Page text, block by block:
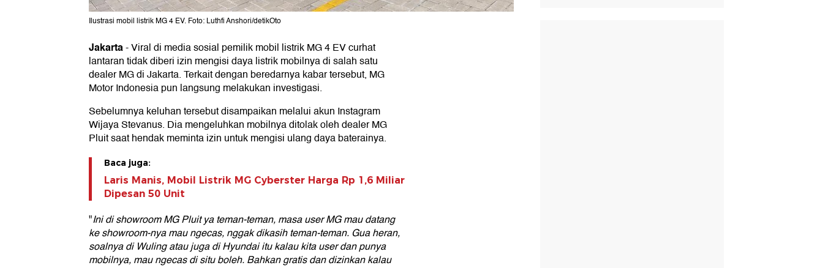
Ilustrasi mobil listrik MG 4 EV. Foto: Luthfi Anshori/detikOto
Jakarta-Viral di media sosial pemilik mobil listrik MG 4 EV curhat
lantaran tidak diberi izin mengisi daya listrik mobilnya di salah satu
dealer MG di Jakarta. Terkait dengan beredarnya kabar tersebut, MG
Motor Indonesia pun langsung melakukan investigasi.
Sebelumnya keluhan tersebut disampaikan melalui akun Instagram
Wijaya Stevanus. Dia mengeluhkan mobilnya ditolak oleh dealer MG
Pluit saat hendak meminta izin untuk mengisi ulang daya baterainya.
Baca juga:
Laris Manis, Mobil Listrik MG Cyberster Harga Rp 1,6 Miliar
Dipesan 50 Unit
"Ini di showroom MG Pluit ya teman-teman, masa user MG mau datang
ke showroom-nya mau ngecas, nggak dikasih teman-teman. Gua heran,
soalnya di Wuling atau juga di Hyundai itu kalau kita user dan punya
mobilnya, mau ngecas di situ boleh. Bahkan gratis dan dizinkan kalau